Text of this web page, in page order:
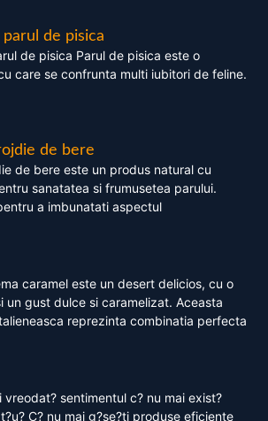
de pisica
de pisica Parul de pisica este o
care se confrunta multi iubitori de feline.
de bere
de bere este un produs natural cu
sanatatea si frumusetea parului.
a imbunatati aspectul
caramel este un desert delicios, cu o
un gust dulce si caramelizat. Aceasta
reprezinta combinatia perfecta
vreodat? sentimentul c? nu mai exist?
C? nu mai g?se?ti produse eficiente